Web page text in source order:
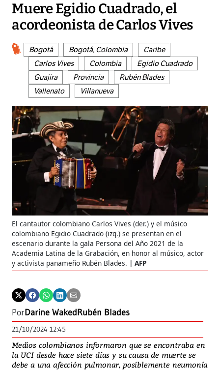
Muere Egidio Cuadrado, el
acordeonista de Carlos Vives
Bogotá Bogotá, Colombia
Caribe
Carlos Vives
Colombia
Egidio Cuadrado
Guajira
Provincia
Rubén Blades
Vallenato
Villanueva
El cantautor colombiano Carlos Vives (der.) y el músico
colombiano Egidio Cuadrado (izq.) se presentan en el
escenario durante la gala Persona del Año 2021 de la
Academia Latina de la Grabación, en honor al músico, actor
y activista panameño Rubén Blades.
AFP
PorDarine WakedRubén Blades
21/10/2024 12:45
Medios colombianos informaron que se encontraba en
la UCI desde hace siete días y su causa de muerte se
debe a una afección pulmonar, posiblemente neumonía